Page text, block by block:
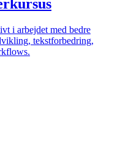
i arbejdet med bedre
tekstforbedring,